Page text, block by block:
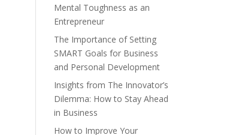
Mental Toughness as an
Entrepreneur
The Importance of Setting
SMART Goals for Business
and Personal Development
Insights from The Innovator’s
Dilemma: How to Stay Ahead
in Business
How to Improve Your